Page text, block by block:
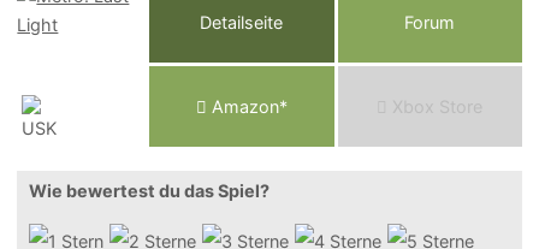
Detailseite Forum
Amazon* Xbox Store
Wie bewertest du das Spiel?